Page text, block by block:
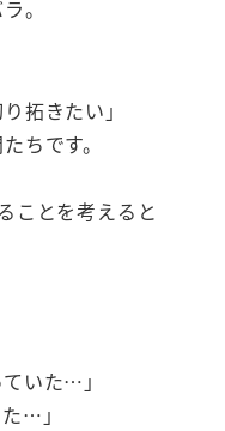
。
拓きたい」
ちです。
ことを考えると
いた…」
…」